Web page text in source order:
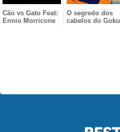
Cão vs Gato Feat:
Ennio Morricone
O segredo dos
cabelos do Goku